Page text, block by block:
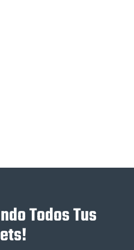
Todos Tus